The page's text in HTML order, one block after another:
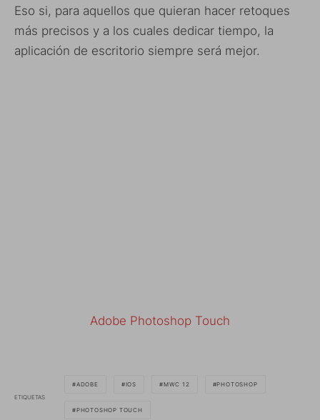
Eso si, para aquellos que quieran hacer retoques
más precisos y a los cuales dedicar tiempo, la
aplicación de escritorio siempre será mejor.
Adobe Photoshop Touch
ETIQUETAS
ADOBE IOS MWC 12 PHOTOSHOP
PHOTOSHOP TOUCH